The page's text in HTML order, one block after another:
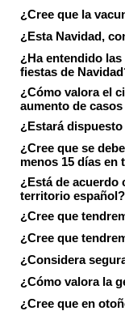
¿Cree que la
¿Esta Navidad,
¿Ha entendido
fiestas de
¿Cómo valora el
aumento de
¿Estará
¿Cree que se
menos 15 días en
¿Está de acuerdo
territorio español?
¿Cree que
¿Cree que
¿Considera
¿Cómo valora la
¿Cree que en